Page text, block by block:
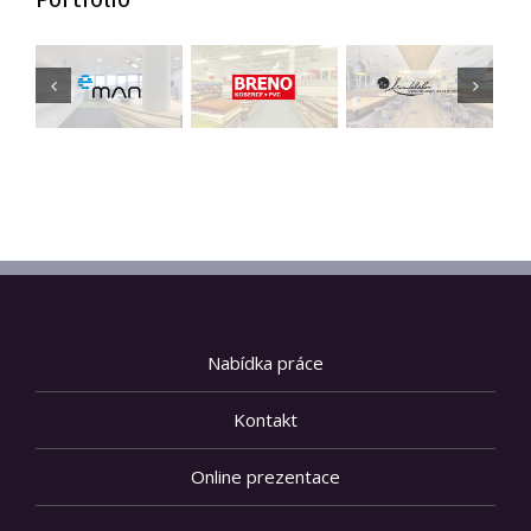
Nabídka práce
Kontakt
Online prezentace